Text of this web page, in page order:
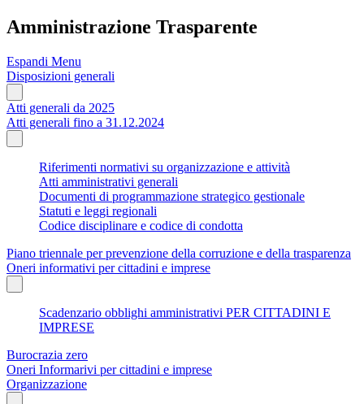
Amministrazione Trasparente
Espandi Menu
Disposizioni generali
Atti generali da 2025
Atti generali fino a 31.12.2024
Riferimenti normativi su organizzazione e attività
Atti amministrativi generali
Documenti di programmazione strategico gestionale
Statuti e leggi regionali
Codice disciplinare e codice di condotta
Piano triennale per prevenzione della corruzione e della trasparenza
Oneri informativi per cittadini e imprese
Scadenzario obblighi amministrativi PER CITTADINI E
IMPRESE
Burocrazia zero
Oneri Informarivi per cittadini e imprese
Organizzazione